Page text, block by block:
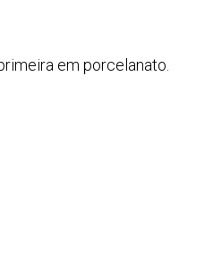
em porcelanato.